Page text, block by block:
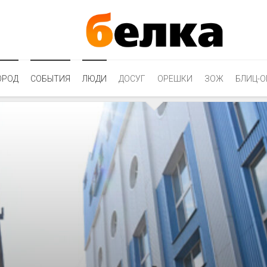
СОБЫТИЯ ЛЮДИ ДОСУГ ОРЕШКИ ЗОЖ БЛИЦ-